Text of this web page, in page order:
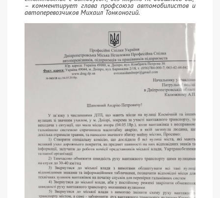
– комментирует глава профсоюза автомобилистов и
автоперевозчиков Михаил Тонконогий.